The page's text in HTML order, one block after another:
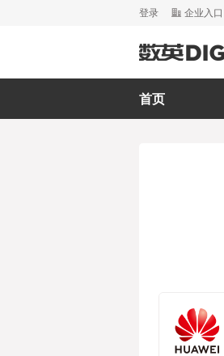
登录 企业入口
首页